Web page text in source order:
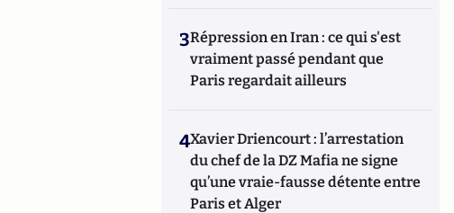
3Répression en Iran : ce qui s'est
vraiment passé pendant que
Paris regardait ailleurs
4Xavier Driencourt : l’arrestation
du chef de la DZ Mafia ne signe
qu’une vraie-fausse détente entre
Paris et Alger